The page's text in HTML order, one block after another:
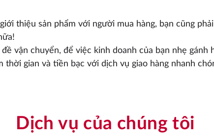
thiệu sản phẩm với người mua hàng, bạn cũng
vận chuyển, để việc kinh doanh của bạn nhẹ
thời gian và tiền bạc với dịch vụ giao hàng nhanh
Dịch vụ của chúng tôi